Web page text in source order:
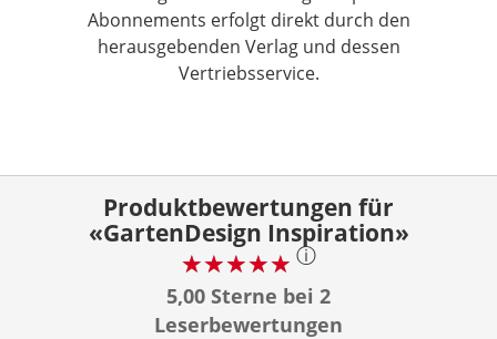
Abonnements erfolgt direkt durch den
herausgebenden Verlag und dessen
Vertriebsservice.
Produktbewertungen für
«GartenDesign Inspiration»
ⓘ
5,00 Sterne bei 2
Leserbewertungen